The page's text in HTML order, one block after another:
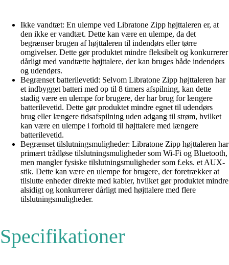
Ikke vandtæt: En ulempe ved Libratone Zipp højttaleren er, at
den ikke er vandtæt. Dette kan være en ulempe, da det
begrænser brugen af højttaleren til indendørs eller tørre
omgivelser. Dette gør produktet mindre fleksibelt og konkurrerer
dårligt med vandtætte højttalere, der kan bruges både indendørs
og udendørs.
Begrænset batterilevetid: Selvom Libratone Zipp højttaleren har
et indbygget batteri med op til 8 timers afspilning, kan dette
stadig være en ulempe for brugere, der har brug for længere
batterilevetid. Dette gør produktet mindre egnet til udendørs
brug eller længere tidsafspilning uden adgang til strøm, hvilket
kan være en ulempe i forhold til højttalere med længere
batterilevetid.
Begrænset tilslutningsmuligheder: Libratone Zipp højttaleren har
primært trådløse tilslutningsmuligheder som Wi-Fi og Bluetooth,
men mangler fysiske tilslutningsmuligheder som f.eks. et AUX-
stik. Dette kan være en ulempe for brugere, der foretrækker at
tilslutte enheder direkte med kabler, hvilket gør produktet mindre
alsidigt og konkurrerer dårligt med højttalere med flere
tilslutningsmuligheder.
Specifikationer